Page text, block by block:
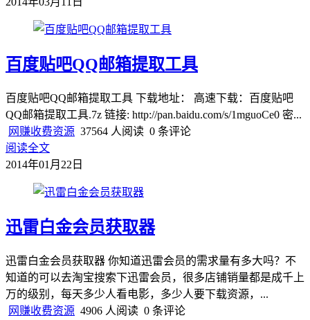
百度贴吧QQ邮箱提取工具
百度贴吧QQ邮箱提取工具 下载地址： 高速下载：百度贴吧
QQ邮箱提取工具.7z 链接: http://pan.baidu.com/s/1mguoCe0 密...
网赚收费资源 37564 人阅读 0 条评论
阅读全文
2014年01月22日
迅雷白金会员获取器
迅雷白金会员获取器 你知道迅雷会员的需求量有多大吗？不
知道的可以去淘宝搜索下迅雷会员，很多店铺销量都是成千上
万的级别，每天多少人看电影，多少人要下载资源，...
网赚收费资源 4906 人阅读 0 条评论